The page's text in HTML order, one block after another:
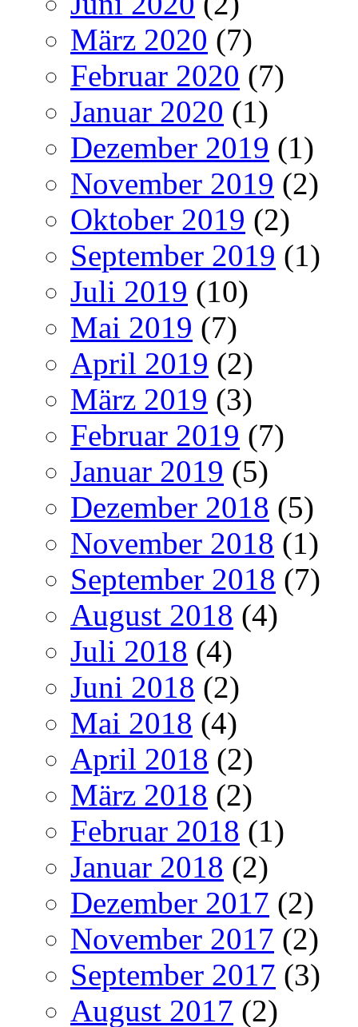
März 2020 (7)
Februar 2020 (7)
Januar 2020 (1)
Dezember 2019 (1)
November 2019 (2)
Oktober 2019 (2)
September 2019 (1)
Juli 2019 (10)
Mai 2019 (7)
April 2019 (2)
März 2019 (3)
Februar 2019 (7)
Januar 2019 (5)
Dezember 2018 (5)
November 2018 (1)
September 2018 (7)
August 2018 (4)
Juli 2018 (4)
Juni 2018 (2)
Mai 2018 (4)
April 2018 (2)
März 2018 (2)
Februar 2018 (1)
Januar 2018 (2)
Dezember 2017 (2)
November 2017 (2)
September 2017 (3)
August 2017 (2)